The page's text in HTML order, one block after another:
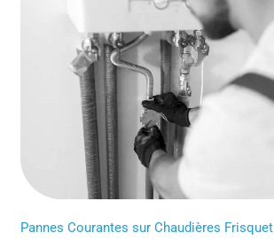
Pannes Courantes sur Chaudières Frisquet